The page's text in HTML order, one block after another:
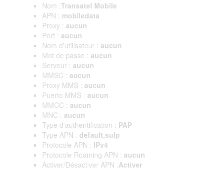
Nom :Transatel Mobile
APN : mobiledata
Proxy : aucun
Port : aucun
Nom d'utilisateur : aucun
Mot de passe : aucun
Serveur : aucun
MMSC : aucun
Proxy MMS : aucun
Puerto MMS : aucun
MMCC : aucun
MNC : aucun
Type d'authentification : PAP
Type APN : default,sulp
Protocole APN : IPv4
Protocole Roaming APN : aucun
Activer/Désactiver APN :Activer